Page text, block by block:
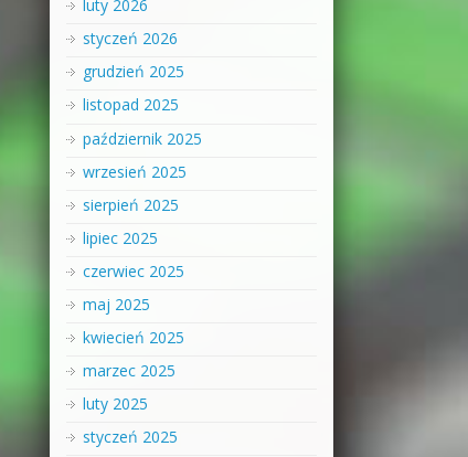
luty 2026
styczeń 2026
grudzień 2025
listopad 2025
październik 2025
wrzesień 2025
sierpień 2025
lipiec 2025
czerwiec 2025
maj 2025
kwiecień 2025
marzec 2025
luty 2025
styczeń 2025